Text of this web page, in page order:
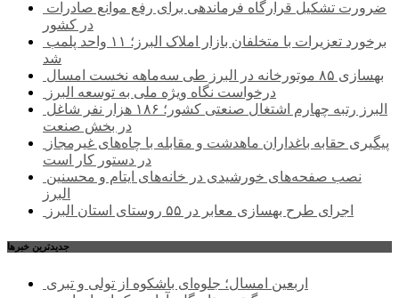
در کشور
شد
بهسازی ۸۵ موتورخانه در البرز طی سه‌ماهه نخست امسال
درخواست نگاه ویژه ملی به توسعه البرز
در بخش صنعت
در دستور کار است
البرز
اجرای طرح بهسازی معابر در ۵۵ روستای استان البرز
جديدترين خبرها
اربعین امسال؛ جلوه‌ای باشکوه از تولی و تبری